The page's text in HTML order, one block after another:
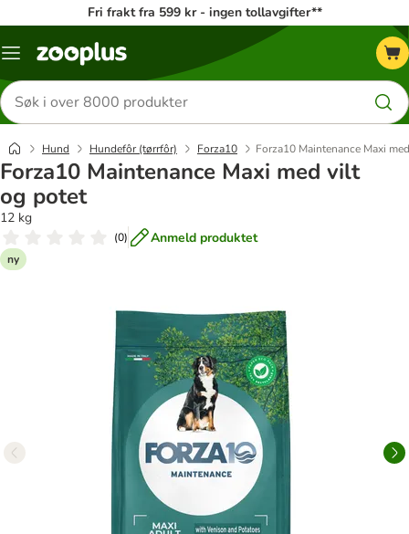
Fri frakt fra 599 kr - ingen tollavgifter**
Katalogmeny
Søk
etter
produkter
Hund Hundefôr (tørrfôr) Forza10 Forza10 Maintenance Maxi
Forza10 Maintenance Maxi med vilt
og potet
12 kg
(0) Anmeld produktet
ny